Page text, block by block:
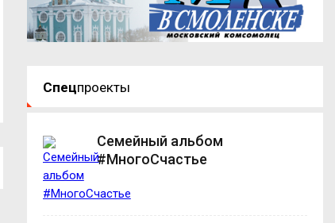
награды...Спецпроекты
Семейный альбом
#МногоСчастье